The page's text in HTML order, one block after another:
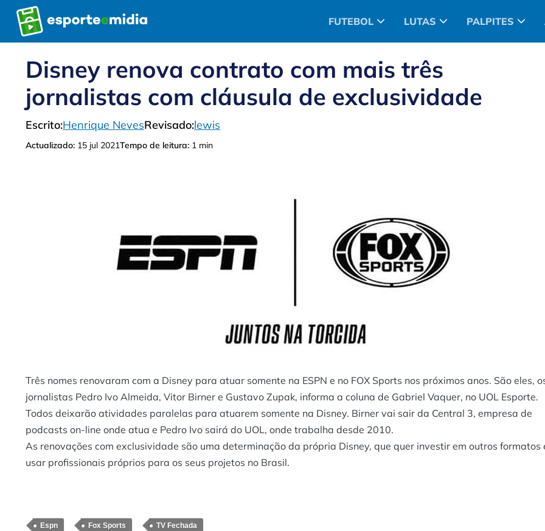
Pular
para
o
FUTEBOL LUTAS PALPITES
Disney renova contrato com mais três
jornalistas com cláusula de exclusividade
Escrito:Henrique NevesRevisado:lewis
Actualizado: 15 jul 2021Tempo de leitura: 1 min
Três nomes renovaram com a Disney para atuar somente na ESPN e no FOX Sports nos próximos anos. São eles,
jornalistas Pedro Ivo Almeida, Vitor Birner e Gustavo Zupak, informa a coluna de Gabriel Vaquer, no UOL Esporte.
Todos deixarão atividades paralelas para atuarem somente na Disney. Birner vai sair da Central 3, empresa de
podcasts on-line onde atua e Pedro Ivo sairá do UOL, onde trabalha desde 2010.
As renovações com exclusividade são uma determinação da própria Disney, que quer investir em outros formatos
usar profissionais próprios para os seus projetos no Brasil.
Espn Fox Sports TV Fechada